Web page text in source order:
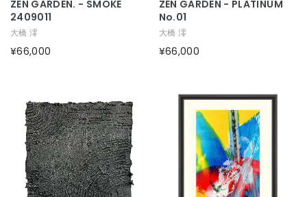
ZEN GARDEN. - SMOKE
2409011
大橋 澪
¥66,000
ZEN GARDEN - PLATINUM
No.01
大橋 澪
¥66,000